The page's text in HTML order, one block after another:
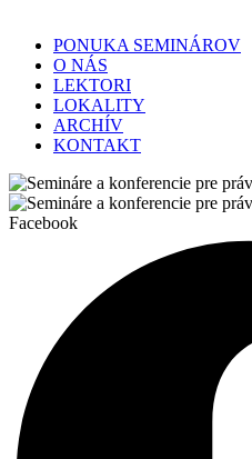
PONUKA SEMINÁROV
O NÁS
LEKTORI
LOKALITY
ARCHÍV
KONTAKT
Facebook